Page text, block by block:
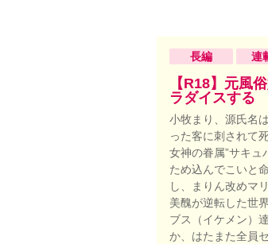
長編 連
【R18】元風
ラダイスする
小牧まり、源氏名
った客に刺されて
女神の眷属”サキュ
ため込んでこいと
し、まりん改めマ
美醜が逆転した世
ブス（イケメン）
か、はたまた全員